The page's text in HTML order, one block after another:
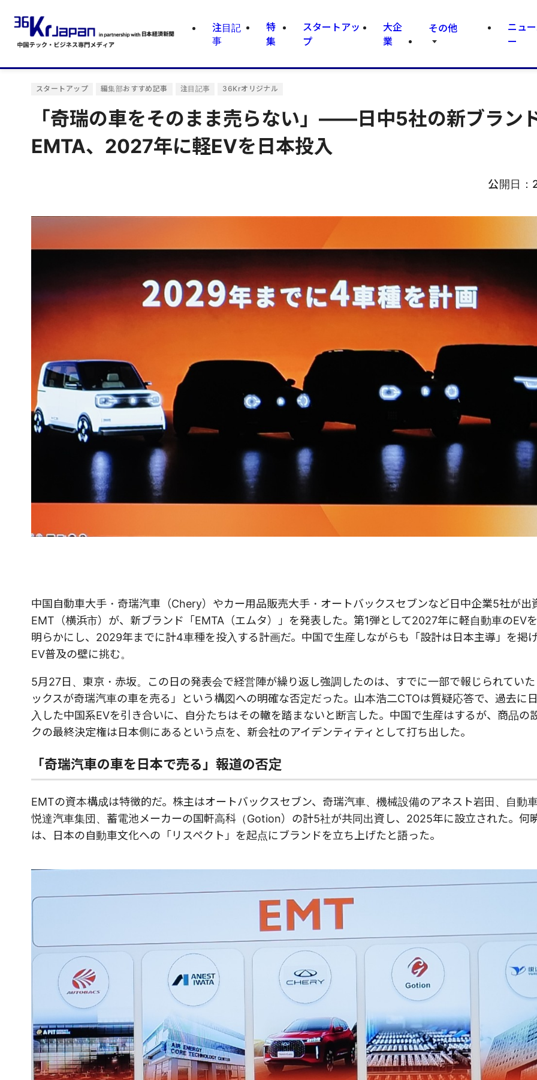
注目記
事
特
集
スタートアッ
プ
大企
業
その他
ニュ
ー
スタートアップ 編集部おすすめ記事 注目記事 36Krオリジナル
「奇瑞の車をそのまま売らない」——日中5社の新ブラン
EMTA、2027年に軽EVを日本投入
公開日：
中国自動車大手・奇瑞汽車（Chery）やカー用品販売大手・オートバックスセブンなど日中企業5社が出
EMT（横浜市）が、新ブランド「EMTA（エムタ）」を発表した。第1弾として2027年に軽自動車のEV
明らかにし、2029年までに計4車種を投入する計画だ。中国で生産しながらも「設計は日本主導」を掲
EV普及の壁に挑む。
5月27日、東京・赤坂。この日の発表会で経営陣が繰り返し強調したのは、すでに一部で報じられてい
ックスが奇瑞汽車の車を売る」という構図への明確な否定だった。山本浩二CTOは質疑応答で、過去に
入した中国系EVを引き合いに、自分たちはその轍を踏まないと断言した。中国で生産はするが、商品の
クの最終決定権は日本側にあるという点を、新会社のアイデンティティとして打ち出した。
「奇瑞汽車の車を日本で売る」報道の否定
EMTの資本構成は特徴的だ。株主はオートバックスセブン、奇瑞汽車、機械設備のアネスト岩田、自動
悦達汽車集団、蓄電池メーカーの国軒高科（Gotion）の計5社が共同出資し、2025年に設立された。何
は、日本の自動車文化への「リスペクト」を起点にブランドを立ち上げたと語った。